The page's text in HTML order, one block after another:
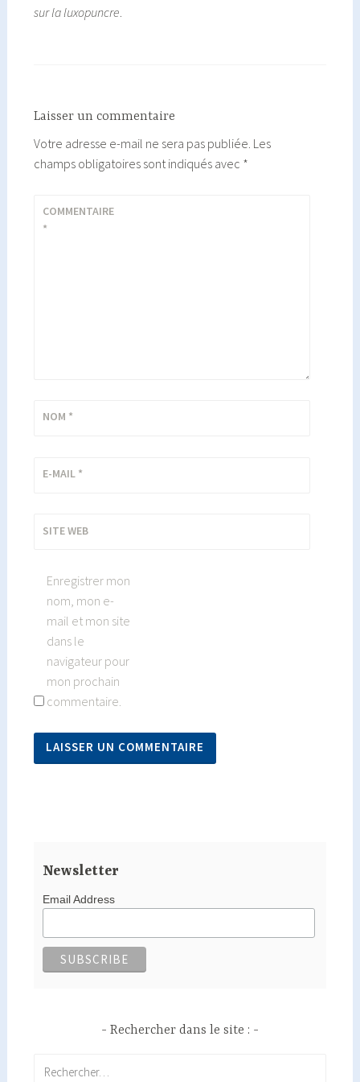
sur la luxopuncre.
Laisser un commentaire
Votre adresse e-mail ne sera pas publiée. Les
champs obligatoires sont indiqués avec *
COMMENTAIRE
*
NOM *
E-MAIL *
SITE WEB
Enregistrer mon
nom, mon e-
mail et mon site
dans le
navigateur pour
mon prochain
commentaire.
Newsletter
Email Address
Rechercher dans le site :